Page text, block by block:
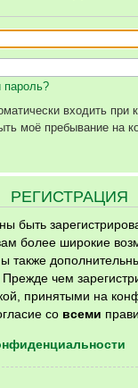
входить при
моё пребывание на
РЕГИСТРАЦИЯ
более широкие
также
чем
принятыми на
со всеми